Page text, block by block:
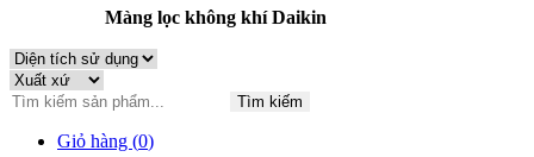
Màng lọc không khí Daikin
Tìm kiếm
Giỏ hàng (0)